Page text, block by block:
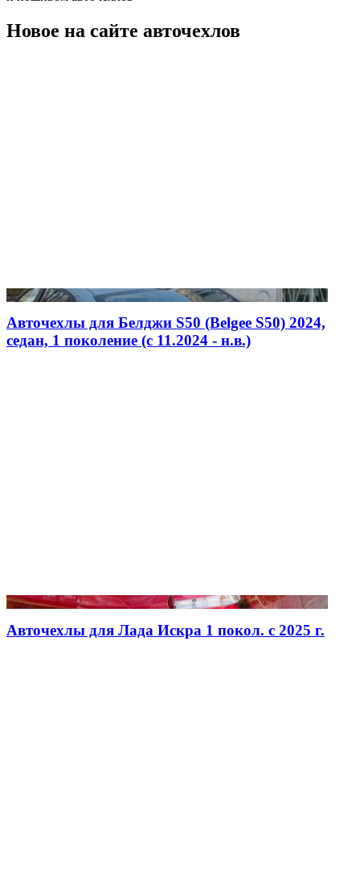
Новое на сайте авточехлов
Авточехлы для Белджи S50 (Belgee S50) 2024,
седан, 1 поколение (c 11.2024 - н.в.)
Авточехлы для Лада Искра 1 покол. с 2025 г.